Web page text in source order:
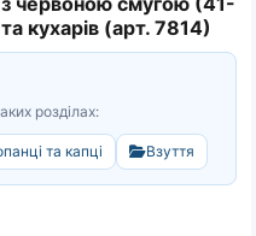
кухарів (арт. 7814)
розділах:
та капці Взуття